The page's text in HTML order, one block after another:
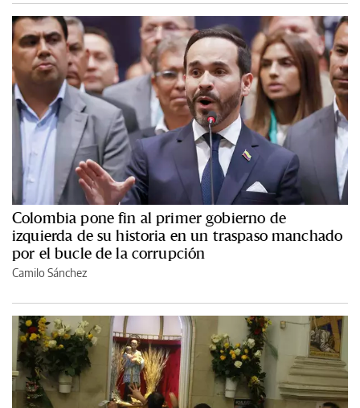
Colombia pone fin al primer gobierno de
izquierda de su historia en un traspaso manchado
por el bucle de la corrupción
Camilo Sánchez